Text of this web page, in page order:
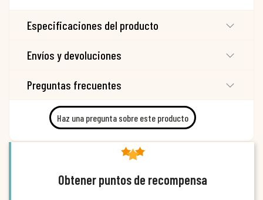
Especificaciones del producto
Envíos y devoluciones
Preguntas frecuentes
Haz una pregunta sobre este producto
Obtener puntos de recompensa